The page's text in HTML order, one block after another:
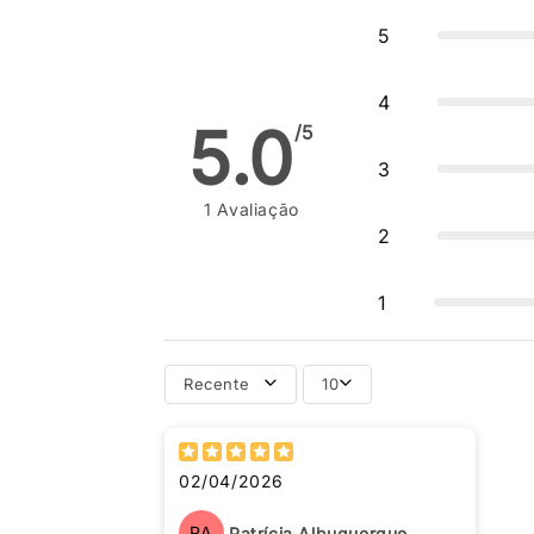
5.0/5
1 Avaliação
5
4
3
2
1
Recente 10
02/04/2026